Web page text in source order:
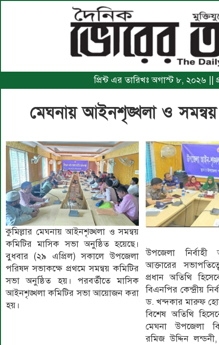
প্রিন্ট এর তারিখঃ অগাস্ট ৮, ২০২৬ ||
মেঘনায় আইনশৃঙ্খলা ও
কুমিল্লার মেঘনায় আইনশৃঙ্খলা ও সমন্বয়
কমিটির মাসিক সভা অনুষ্ঠিত হয়েছে।
বুধবার (২৯ এপ্রিল) সকালে উপজেলা
পরিষদ সভাকক্ষে প্রথমে সমন্বয় কমিটির
সভা অনুষ্ঠিত হয়। পরবর্তীতে মাসিক
আইনশৃঙ্খলা কমিটির সভা আয়োজন করা
হয়।
উপজেলা
আক্তারের
প্রধান অতিথি
বিএনপির কেন্দ্রীয়
ড. খন্দকার মারুফ
বিশেষ অতিথি
মেঘনা উপজেলা
রমিজ উদ্দিন